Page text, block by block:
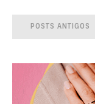
POSTS ANTIGOS